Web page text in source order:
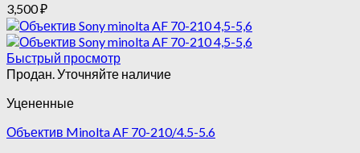
3,500₽
Быстрый просмотр
Продан. Уточняйте наличие
Уцененные
Объектив Minolta AF 70-210/4.5-5.6